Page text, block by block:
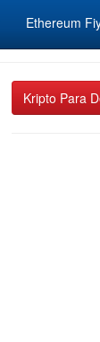
Ethereum
Kripto Para